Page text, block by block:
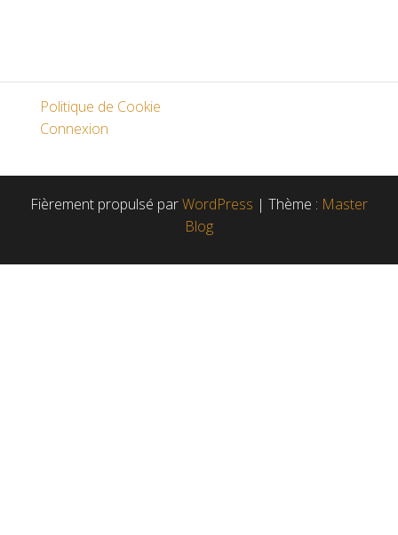
Politique de Cookie
Connexion
Fièrement propulsé parWordPress | Thème : Master
Blog